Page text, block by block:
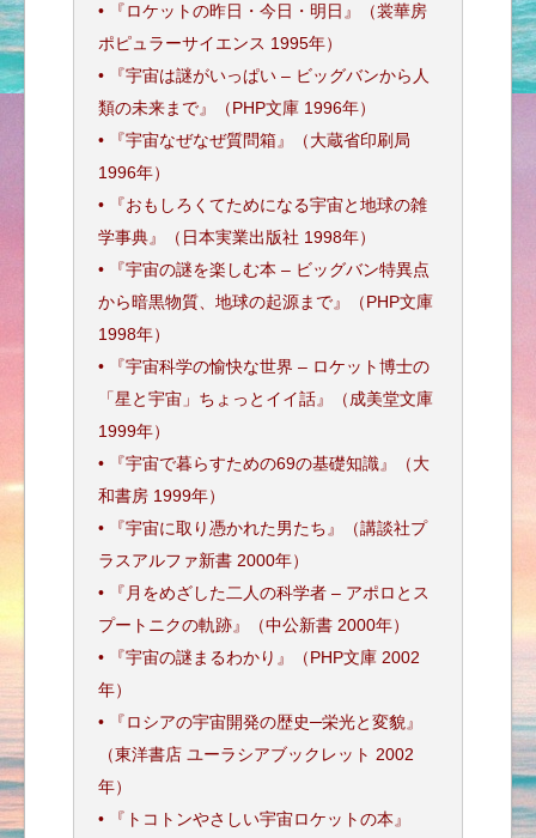
• 『ロケットの昨日・今日・明日』（裳華房
ポピュラーサイエンス 1995年）
• 『宇宙は謎がいっぱい – ビッグバンから人
類の未来まで』（PHP文庫 1996年）
• 『宇宙なぜなぜ質問箱』（大蔵省印刷局
1996年）
• 『おもしろくてためになる宇宙と地球の雑
学事典』（日本実業出版社 1998年）
• 『宇宙の謎を楽しむ本 – ビッグバン特異点
から暗黒物質、地球の起源まで』（PHP文庫
1998年）
• 『宇宙科学の愉快な世界 – ロケット博士の
「星と宇宙」ちょっとイイ話』（成美堂文庫
1999年）
• 『宇宙で暮らすための69の基礎知識』（大
和書房 1999年）
• 『宇宙に取り憑かれた男たち』（講談社プ
ラスアルファ新書 2000年）
• 『月をめざした二人の科学者 – アポロとス
プートニクの軌跡』（中公新書 2000年）
• 『宇宙の謎まるわかり』（PHP文庫 2002
年）
• 『ロシアの宇宙開発の歴史─栄光と変貌』
（東洋書店 ユーラシアブックレット 2002
年）
• 『トコトンやさしい宇宙ロケットの本』